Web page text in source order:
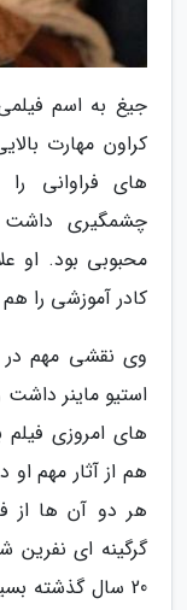
جیغ به اسم
کراون مهارت
های فراوانی
چشمگیری داشت
کادر آموزشی را
استیو ماینر داشت
های امروزی فیلم
هم از آثار مهم
هر دو آن ها از
گرگینه ای نفرین
20 سال گذشته